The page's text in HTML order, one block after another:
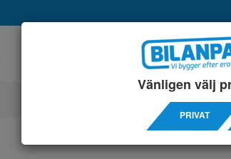
Vänligen välj
PRIVAT